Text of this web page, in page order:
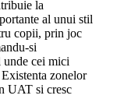
la
al unui stil
copii, prin joc
si
unde cei mici
zonelor
UAT si cresc